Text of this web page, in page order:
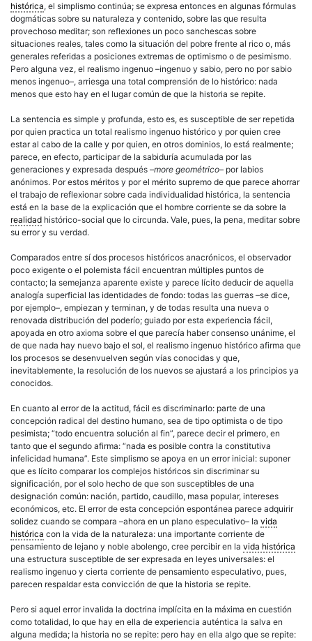
histórica, el simplismo continúa; se expresa entonces en algunas fórmulas
dogmáticas sobre su naturaleza y contenido, sobre las que resulta
provechoso meditar; son reflexiones un poco sanchescas sobre
situaciones reales, tales como la situación del pobre frente al rico o, más
generales referidas a posiciones extremas de optimismo o de pesimismo.
Pero alguna vez, el realismo ingenuo –ingenuo y sabio, pero no por sabio
menos ingenuo–, arriesga una total comprensión de lo histórico: nada
menos que esto hay en el lugar común de que la historia se repite.
La sentencia es simple y profunda, esto es, es susceptible de ser repetida
por quien practica un total realismo ingenuo histórico y por quien cree
estar al cabo de la calle y por quien, en otros dominios, lo está realmente;
parece, en efecto, participar de la sabiduría acumulada por las
generaciones y expresada después –more geométrico– por labios
anónimos. Por estos méritos y por el mérito supremo de que parece ahorrar
el trabajo de reflexionar sobre cada individualidad histórica, la sentencia
está en la base de la explicación que el hombre corriente se da sobre la
realidad histórico-social que lo circunda. Vale, pues, la pena, meditar sobre
su error y su verdad.
Comparados entre sí dos procesos históricos anacrónicos, el observador
poco exigente o el polemista fácil encuentran múltiples puntos de
contacto; la semejanza aparente existe y parece lícito deducir de aquella
analogía superficial las identidades de fondo: todas las guerras –se dice,
por ejemplo–, empiezan y terminan, y de todas resulta una nueva o
renovada distribución del poderío; guiado por esta experiencia fácil,
apoyada en otro axioma sobre el que parecía haber consenso unánime, el
de que nada hay nuevo bajo el sol, el realismo ingenuo histórico afirma que
los procesos se desenvuelven según vías conocidas y que,
inevitablemente, la resolución de los nuevos se ajustará a los principios ya
conocidos.
En cuanto al error de la actitud, fácil es discriminarlo: parte de una
concepción radical del destino humano, sea de tipo optimista o de tipo
pesimista; “todo encuentra solución al fin”, parece decir el primero, en
tanto que el segundo afirma: “nada es posible contra la constitutiva
infelicidad humana”. Este simplismo se apoya en un error inicial: suponer
que es lícito comparar los complejos históricos sin discriminar su
significación, por el solo hecho de que son susceptibles de una
designación común: nación, partido, caudillo, masa popular, intereses
económicos, etc. El error de esta concepción espontánea parece adquirir
solidez cuando se compara –ahora en un plano especulativo– la vida
histórica con la vida de la naturaleza: una importante corriente de
pensamiento de lejano y noble abolengo, cree percibir en la vida histórica
una estructura susceptible de ser expresada en leyes universales: el
realismo ingenuo y cierta corriente de pensamiento especulativo, pues,
parecen respaldar esta convicción de que la historia se repite.
Pero si aquel error invalida la doctrina implícita en la máxima en cuestión
como totalidad, lo que hay en ella de experiencia auténtica la salva en
alguna medida; la historia no se repite: pero hay en ella algo que se repite: